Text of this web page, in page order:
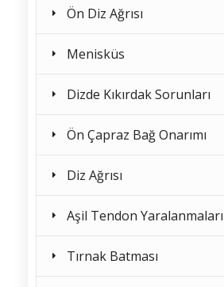
Ön Diz Ağrısı
Menisküs
Dizde Kıkırdak Sorunları
Ön Çapraz Bağ Onarımı
Diz Ağrısı
Aşil Tendon Yaralanmaları
Tırnak Batması